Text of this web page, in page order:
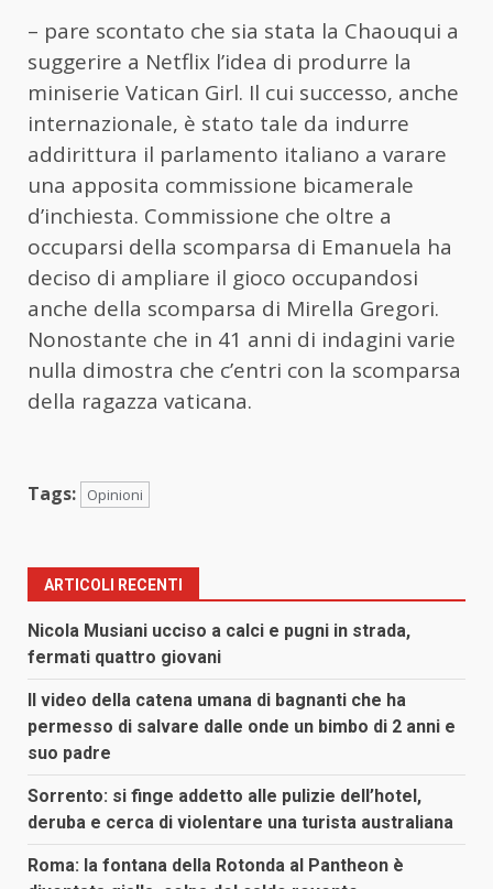
– pare scontato che sia stata la Chaouqui a
suggerire a Netflix l’idea di produrre la
miniserie Vatican Girl. Il cui successo, anche
internazionale, è stato tale da indurre
addirittura il parlamento italiano a varare
una apposita commissione bicamerale
d’inchiesta. Commissione che oltre a
occuparsi della scomparsa di Emanuela ha
deciso di ampliare il gioco occupandosi
anche della scomparsa di Mirella Gregori.
Nonostante che in 41 anni di indagini varie
nulla dimostra che c’entri con la scomparsa
della ragazza vaticana.
Tags: Opinioni
ARTICOLI RECENTI
Nicola Musiani ucciso a calci e pugni in strada,
fermati quattro giovani
Il video della catena umana di bagnanti che ha
permesso di salvare dalle onde un bimbo di 2 anni e
suo padre
Sorrento: si finge addetto alle pulizie dell’hotel,
deruba e cerca di violentare una turista australiana
Roma: la fontana della Rotonda al Pantheon è